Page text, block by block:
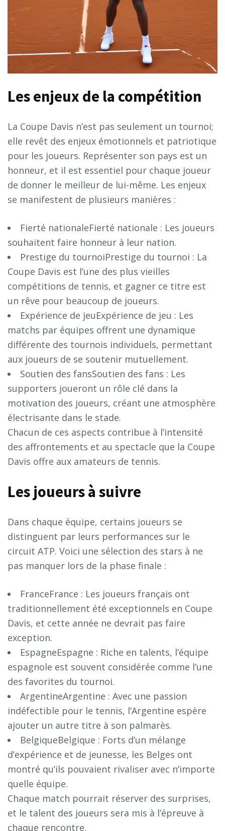
Les enjeux de la compétition
La Coupe Davis n’est pas seulement un tournoi;
elle revêt des enjeux émotionnels et patriotique
pour les joueurs. Représenter son pays est un
honneur, et il est essentiel pour chaque joueur
de donner le meilleur de lui-même. Les enjeux
se manifestent de plusieurs manières :
Fierté nationaleFierté nationale : Les joueurs
souhaitent faire honneur à leur nation.
Prestige du tournoiPrestige du tournoi : La
Coupe Davis est l’une des plus vieilles
compétitions de tennis, et gagner ce titre est
un rêve pour beaucoup de joueurs.
Expérience de jeuExpérience de jeu : Les
matchs par équipes offrent une dynamique
différente des tournois individuels, permettant
aux joueurs de se soutenir mutuellement.
Soutien des fansSoutien des fans : Les
supporters joueront un rôle clé dans la
motivation des joueurs, créant une atmosphère
électrisante dans le stade.
Chacun de ces aspects contribue à l’intensité
des affrontements et au spectacle que la Coupe
Davis offre aux amateurs de tennis.
Les joueurs à suivre
Dans chaque équipe, certains joueurs se
distinguent par leurs performances sur le
circuit ATP. Voici une sélection des stars à ne
pas manquer lors de la phase finale :
FranceFrance : Les joueurs français ont
traditionnellement été exceptionnels en Coupe
Davis, et cette année ne devrait pas faire
exception.
EspagneEspagne : Riche en talents, l’équipe
espagnole est souvent considérée comme l’une
des favorites du tournoi.
ArgentineArgentine : Avec une passion
indéfectible pour le tennis, l’Argentine espère
ajouter un autre titre à son palmarès.
BelgiqueBelgique : Forts d’un mélange
d’expérience et de jeunesse, les Belges ont
montré qu’ils pouvaient rivaliser avec n’importe
quelle équipe.
Chaque match pourrait réserver des surprises,
et le talent des joueurs sera mis à l’épreuve à
chaque rencontre.